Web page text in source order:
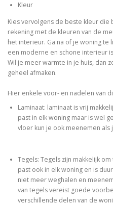
Kleur
Kies vervolgens de beste kleur die
rekening met de kleuren van de
het interieur. Ga na of je woning te
een moderne en schone interieur
Wil je meer warmte in je huis, dan
geheel afmaken.
Hier enkele voor- en nadelen van
Laminaat: laminaat is vrij
past in elk woning maar is wel
vloer kun je ook meenemen als
Tegels: Tegels zijn makkelijk
past ook in elk woning en is
niet meer weghalen en
van tegels vereist goede
verschillende delen van de